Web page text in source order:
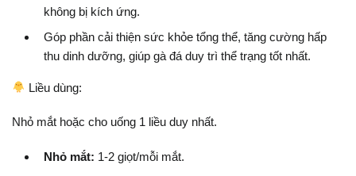
không bị kích ứng.
Góp phần cải thiện sức khỏe tổng thể, tăng cường hấp
thu dinh dưỡng, giúp gà đá duy trì thể trạng tốt nhất.
Liều dùng:
Nhỏ mắt hoặc cho uống 1 liều duy nhất.
Nhỏ mắt: 1-2 giọt/mỗi mắt.